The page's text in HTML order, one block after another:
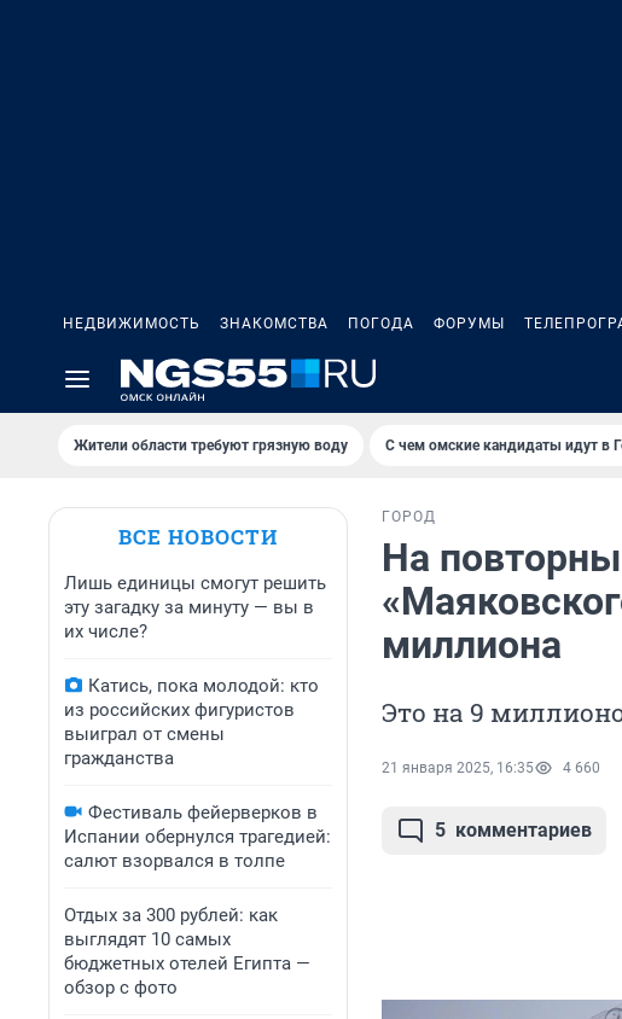
НЕДВИЖИМОСТЬ ЗНАКОМСТВА ПОГОДА ФОРУМЫ
Жители области требуют грязную воду С чем омские кандидаты идут в
ВСЕ НОВОСТИ
Лишь единицы смогут решить
эту загадку за минуту — вы в
их числе?
Катись, пока молодой: кто
из российских фигуристов
выиграл от смены
гражданства
Фестиваль фейерверков в
Испании обернулся трагедией:
салют взорвался в толпе
Отдых за 300 рублей: как
выглядят 10 самых
бюджетных отелей Египта —
обзор с фото
ГОРОД
На
миллиона
Это на 9
21 января 2025, 16:35 4 660
5 комментариев